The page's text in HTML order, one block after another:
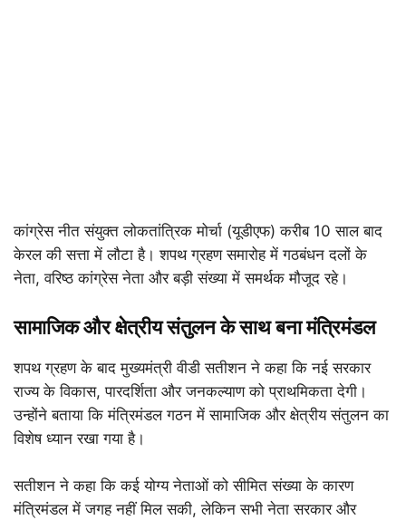
कांग्रेस नीत संयुक्त लोकतांत्रिक मोर्चा (यूडीएफ) करीब 10 साल बाद
केरल की सत्ता में लौटा है। शपथ ग्रहण समारोह में गठबंधन दलों के
नेता, वरिष्ठ कांग्रेस नेता और बड़ी संख्या में समर्थक मौजूद रहे।
सामाजिक और क्षेत्रीय संतुलन के साथ बना मंत्रिमंडल
शपथ ग्रहण के बाद मुख्यमंत्री वीडी सतीशन ने कहा कि नई सरकार
राज्य के विकास, पारदर्शिता और जनकल्याण को प्राथमिकता देगी।
उन्होंने बताया कि मंत्रिमंडल गठन में सामाजिक और क्षेत्रीय संतुलन का
विशेष ध्यान रखा गया है।
सतीशन ने कहा कि कई योग्य नेताओं को सीमित संख्या के कारण
मंत्रिमंडल में जगह नहीं मिल सकी, लेकिन सभी नेता सरकार और